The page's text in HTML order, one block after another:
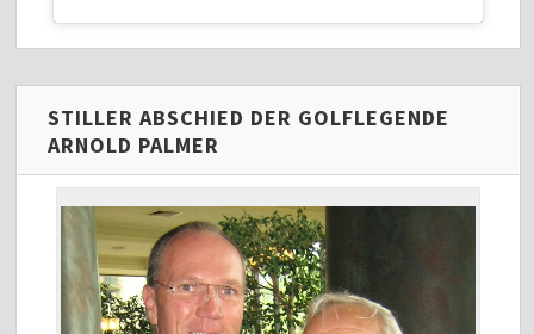
STILLER ABSCHIED DER GOLFLEGENDE
ARNOLD PALMER